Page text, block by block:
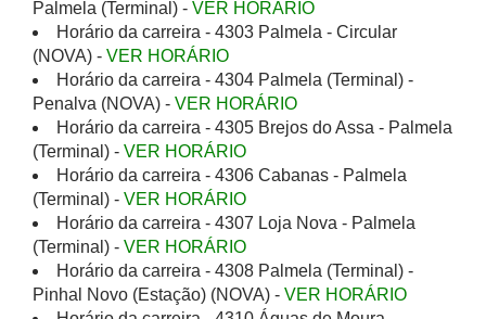
Palmela (Terminal) - VER HORÁRIO
Horário da carreira - 4303 Palmela - Circular
(NOVA) - VER HORÁRIO
Horário da carreira - 4304 Palmela (Terminal) -
Penalva (NOVA) - VER HORÁRIO
Horário da carreira - 4305 Brejos do Assa - Palmela
(Terminal) - VER HORÁRIO
Horário da carreira - 4306 Cabanas - Palmela
(Terminal) - VER HORÁRIO
Horário da carreira - 4307 Loja Nova - Palmela
(Terminal) - VER HORÁRIO
Horário da carreira - 4308 Palmela (Terminal) -
Pinhal Novo (Estação) (NOVA) - VER HORÁRIO